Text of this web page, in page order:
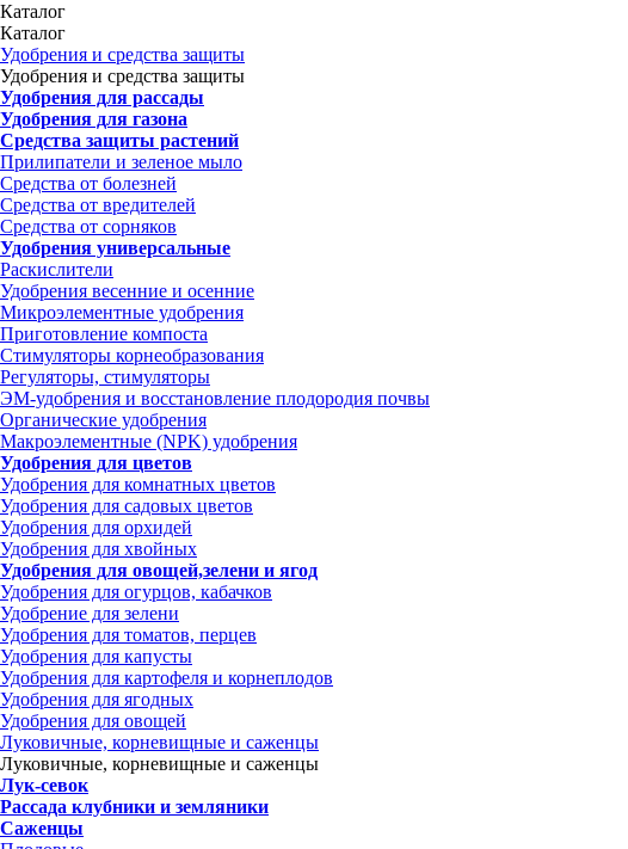
Каталог
Каталог
Удобрения и средства защиты
Удобрения и средства защиты
Удобрения для рассады
Удобрения для газона
Средства защиты растений
Прилипатели и зеленое мыло
Средства от болезней
Средства от вредителей
Средства от сорняков
Удобрения универсальные
Раскислители
Удобрения весенние и осенние
Микроэлементные удобрения
Приготовление компоста
Стимуляторы корнеобразования
Регуляторы, стимуляторы
ЭМ-удобрения и восстановление плодородия почвы
Органические удобрения
Макроэлементные (NPK) удобрения
Удобрения для цветов
Удобрения для комнатных цветов
Удобрения для садовых цветов
Удобрения для орхидей
Удобрения для хвойных
Удобрения для овощей,зелени и ягод
Удобрения для огурцов, кабачков
Удобрение для зелени
Удобрения для томатов, перцев
Удобрения для капусты
Удобрения для картофеля и корнеплодов
Удобрения для ягодных
Удобрения для овощей
Луковичные, корневищные и саженцы
Луковичные, корневищные и саженцы
Лук-севок
Рассада клубники и земляники
Саженцы